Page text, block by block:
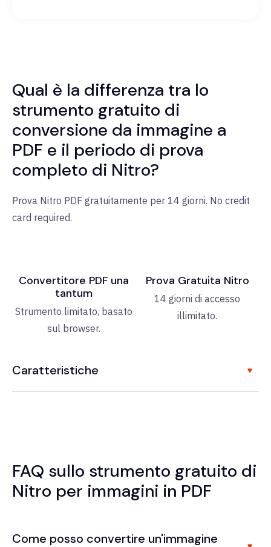
Qual è la differenza tra lo
strumento gratuito di
conversione da immagine a
PDF e il periodo di prova
completo di Nitro?
Prova Nitro PDF gratuitamente per 14 giorni. No credit
card required.
Convertitore PDF una
tantum
Strumento limitato, basato
sul browser.
Prova Gratuita Nitro
14 giorni di accesso
illimitato.
Caratteristiche
FAQ sullo strumento gratuito di
Nitro per immagini in PDF
Come posso convertire un'immagine